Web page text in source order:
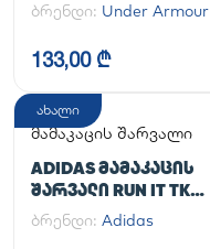
UA CG ARMOUR
LEGGINGS
ბრენდი: Under Armour
133,00 ₾
ახალი
მამაკაცის შარვალი
ADIDAS ᲛᲐᲛᲐᲙᲐᲪᲘᲡ
ᲨᲐᲠᲕᲐᲚᲘ RUN IT TKO
PANT
ბრენდი: Adidas